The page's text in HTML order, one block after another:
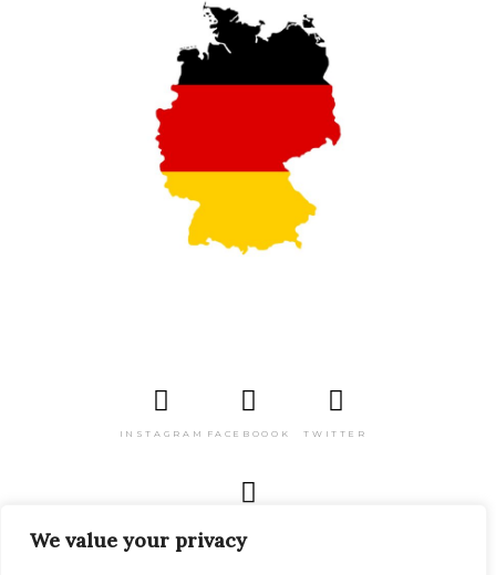
We value your privacy
INSTAGRAM FACEBOOOK TWITTER